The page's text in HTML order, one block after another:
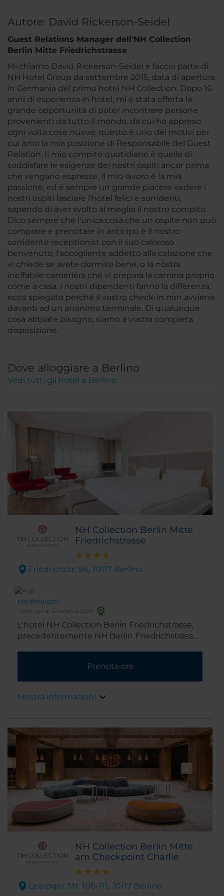
Autore: David Rickerson-Seidel
Guest Relations Manager dell'NH Collection
Berlin Mitte Friedrichstrasse
Mi chiamo David Rickerson-Seidel e faccio parte di
NH Hotel Group da settembre 2015, data di apertura
in Germania del primo hotel NH Collection. Dopo 16
anni di esperienza in hotel, mi è stata offerta la
grande opportunità di poter incontrare persone
provenienti da tutto il mondo, da cui ho appreso
ogni volta cose nuove: questo è uno dei motivi per
cui amo la mia posizione di Responsabile del Guest
Relation. Il mio compito quotidiano è quello di
soddisfare le esigenze dei nostri ospiti ancor prima
che vengano espresse. Il mio lavoro è la mia
passione, ed è sempre un grande piacere vedere i
nostri ospiti lasciare l'hotel felici e sorridenti,
sapendo di aver svolto al meglio il nostro compito.
Dico sempre che l'unica cosa che un ospite non può
comprare e prenotare in anticipo è il nostro
sorridente receptionist con il suo caloroso
benvenuto, l'accogliente addetto alla colazione che
vi chiede se avete dormito bene, o la nostra
ineffabile cameriera che vi prepara la camera proprio
come a casa. I nostri dipendenti fanno la differenza:
ecco spiegato perché il vostro check-in non avviene
davanti ad un anonimo terminale. Di qualunque
cosa abbiate bisogno, siamo a vostra completa
disposizione.
Dove alloggiare a Berlino
Vedi tutti gli hotel a Berlino
NH Collection Berlin Mitte
Friedrichstrasse
Friedrichstr. 96,. 10117 Berlino
recensioni
Certificato di Eccellenza 2025
L'hotel NH Collection Berlin Friedrichstrasse,
precedentemente NH Berlin Friedrichstrasse,
turistiche e zone dello shopping di Berlino. Da
qui si può raggiungere con una breve
den Linden, lo storico viale alberato di Berlino.
Prenota ora
Mostra informazioni
NH Collection Berlin Mitte
am Checkpoint Charlie
Leipziger Str. 106-111,. 10117 Berlino